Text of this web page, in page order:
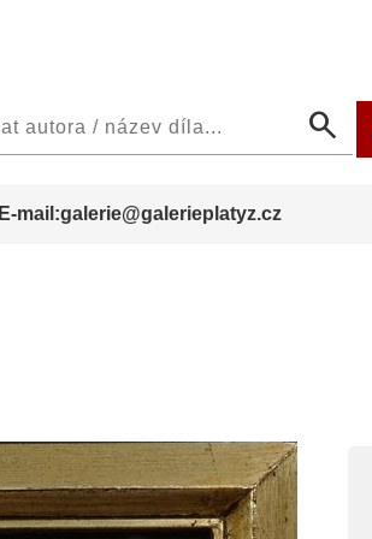
search
E-mail:galerie@galerieplatyz.cz